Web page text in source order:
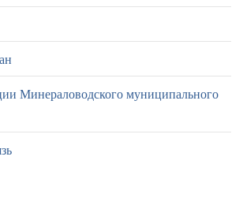
Минераловодского муниципального